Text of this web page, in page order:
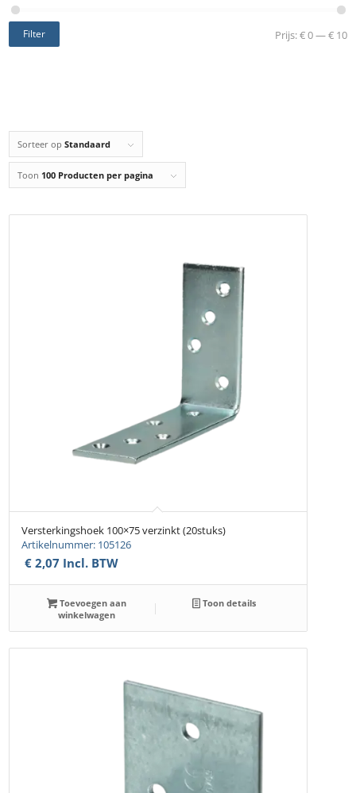
Sorteer opStandaard
Toon 100 Producten per pagina
Versterkingshoek 100×75 verzinkt (20stuks)
Artikelnummer: 105126
€ 2,07 Incl. BTW
Toevoegen aan
winkelwagen
Toon details
Filter Prijs:€ 0—€ 10